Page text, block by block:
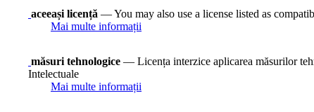
aceeași licență — You may also use a license listed as
Mai multe informații
măsuri tehnologice — Licența interzice aplicarea măsurilor
Intelectuale
Mai multe informații